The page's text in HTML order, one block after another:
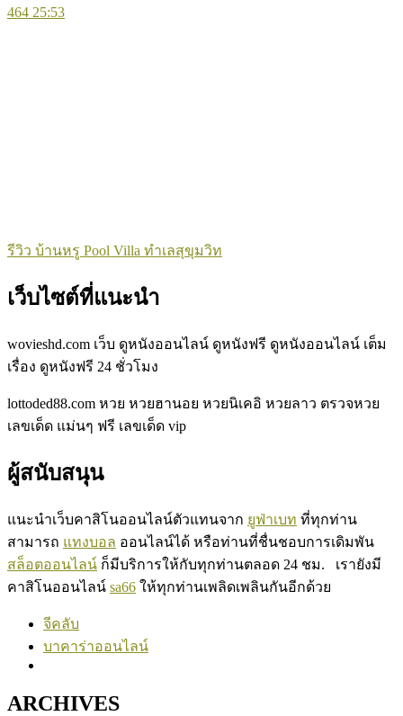
464 25:53
รีวิว บ้านหรู Pool Villa ทำเลสุขุมวิท
เว็บไซต์ที่แนะนำ
wovieshd.com เว็บ ดูหนังออนไลน์ ดูหนังฟรี ดูหนังออนไลน์ เต็ม
เรื่อง ดูหนังฟรี 24 ชั่วโมง
lottoded88.com หวย หวยฮานอย หวยนิเคอิ หวยลาว ตรวจหวย
เลขเด็ด แม่นๆ ฟรี เลขเด็ด vip
ผู้สนับสนุน
แนะนำเว็บคาสิโนออนไลน์ตัวแทนจาก ยูฟ่าเบท ที่ทุกท่าน
สามารถ แทงบอล ออนไลน์ได้ หรือท่านที่ชื่นชอบการเดิมพัน
สล็อตออนไลน์ ก็มีบริการให้กับทุกท่านตลอด 24 ชม. เรายังมี
คาสิโนออนไลน์ sa66 ให้ทุกท่านเพลิดเพลินกันอีกด้วย
จีคลับ
บาคาร่าออนไลน์
ARCHIVES